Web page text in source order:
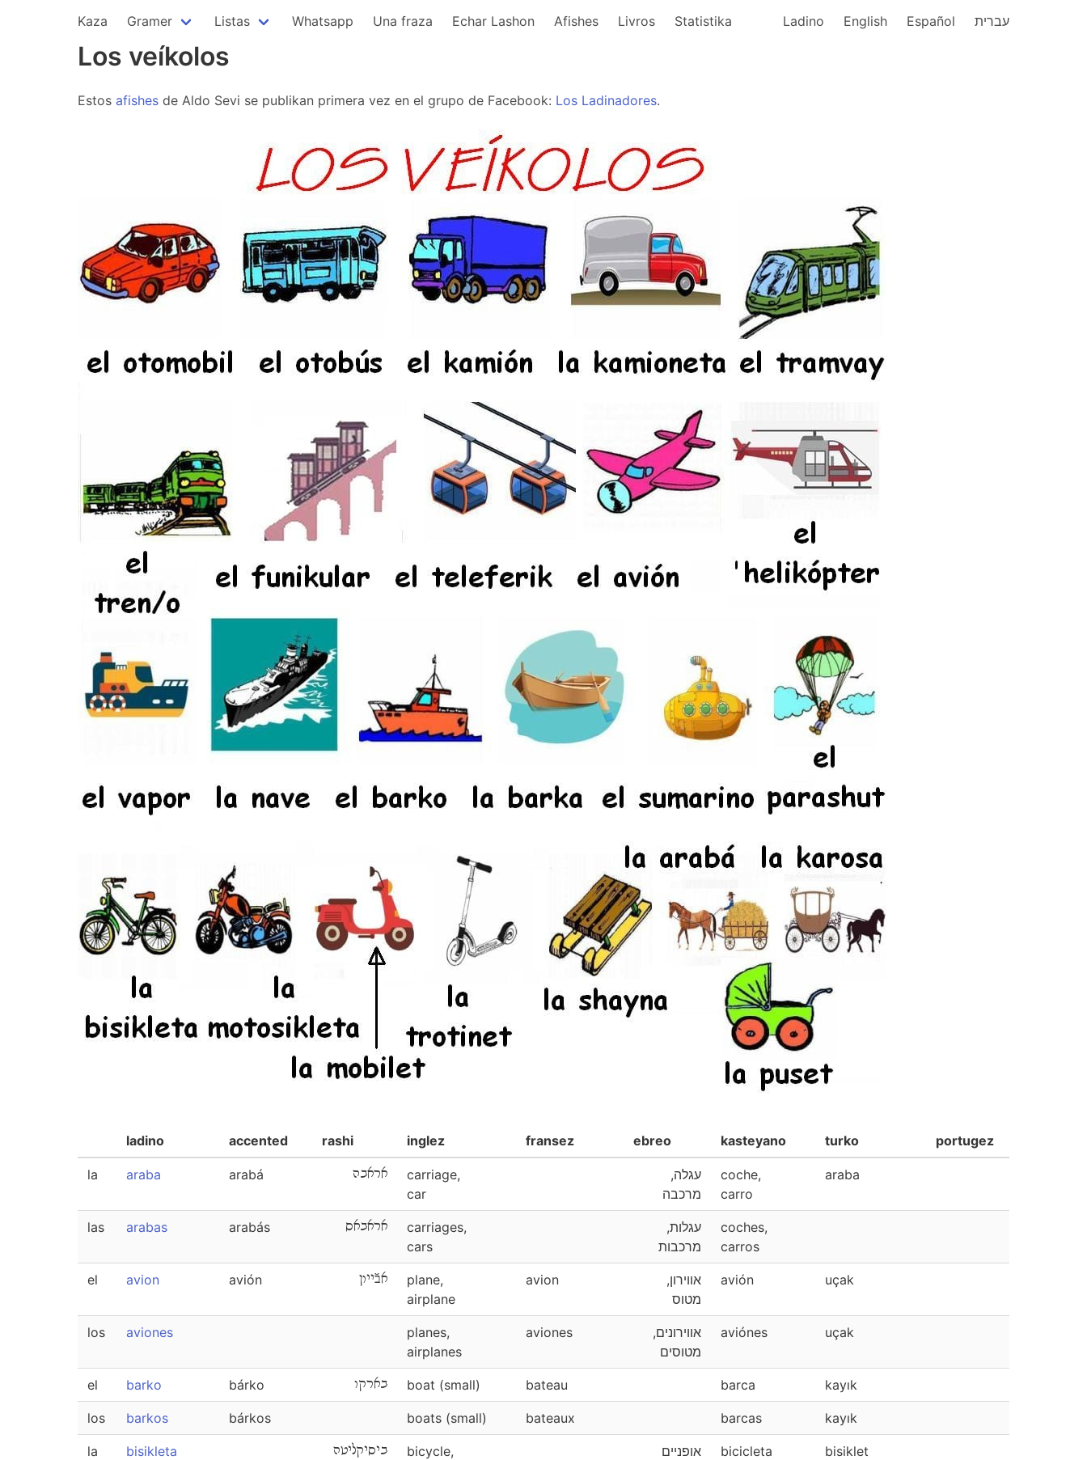
Kaza Gramer Listas Whatsapp Una fraza Echar Lashon Afishes Livros Statistika Ladino English Español עברית
Los veíkolos
Estos afishes de Aldo Sevi se publikan primera vez en el grupo de Facebook: Los Ladinadores.
ladino accented rashi inglez fransez ebreo kasteyano turko portugez
la araba arabá אראבה
carriage,
car
עגלה,
מרכבה
coche,
carro
araba
las arabas arabás אראבאס
carriages,
cars
עגלות,
מרכבות
coches,
carros
el avion avión אבﬞייון
plane,
airplane
avion
אווירון,
מטוס
avión uçak
los aviones
planes,
airplanes
aviones
אווירונים,
מטוסים
aviónes uçak
el barko bárko בארקו boat (small) bateau barca kayık
los barkos bárkos boats (small) bateaux barcas kayık
la bisikleta ביסיקליטה
bicycle,
אופניים bicicleta bisiklet